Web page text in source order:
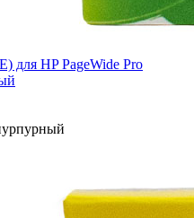
для HP PageWide Pro